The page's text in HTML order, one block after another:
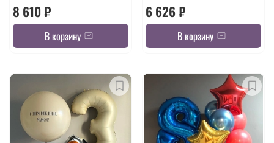
8 610 ₽
В корзину
6 626 ₽
В корзину